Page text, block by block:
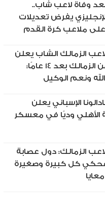
وفاة لاعب شاب..
الإنجليزي يفرض تعديلات
ملاعب كرة القدم
الزمالك الشاب يعلن
رحيله عن الزمالك بعد 14 عامًا:
ونعم الوكيل
الإسباني يعلن
الأهلي وديًا في معسكر
الزمالك: دول عصابة
كل كبيرة وصغيرة